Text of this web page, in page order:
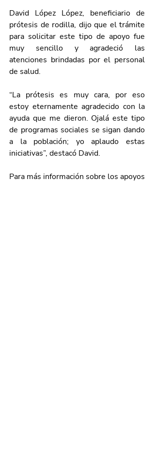
David López López, beneficiario de
prótesis de rodilla, dijo que el trámite
para solicitar este tipo de apoyo fue
muy sencillo y agradeció las
atenciones brindadas por el personal
de salud.
“La prótesis es muy cara, por eso
estoy eternamente agradecido con la
ayuda que me dieron. Ojalá este tipo
de programas sociales se sigan dando
a la población; yo aplaudo estas
iniciativas”, destacó David.
Para más información sobre los apoyos